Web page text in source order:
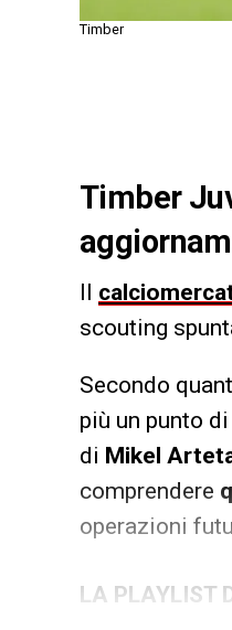
Timber
Timber
Il
scouting
Secondo
più un punto
di Mikel
comprendere
operazioni
LA PLAYLIST